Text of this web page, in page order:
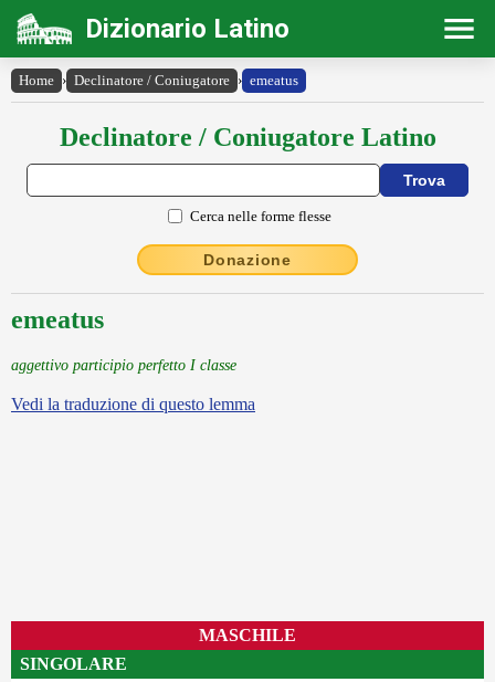
Dizionario Latino
Home › Declinatore / Coniugatore › emeatus
Declinatore / Coniugatore Latino
Cerca nelle forme flesse
Donazione
emeatus
aggettivo participio perfetto I classe
Vedi la traduzione di questo lemma
MASCHILE
SINGOLARE